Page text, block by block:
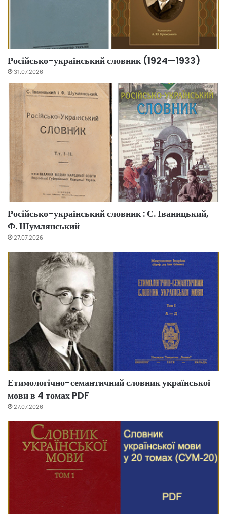
Російсько-український словник (1924—1933)
31.07.2026
Російсько-український словник : С. Іваницький,
Ф. Шумлянський
27.07.2026
Етимологічно-семантичний словник української
мови в 4 томах PDF
27.07.2026